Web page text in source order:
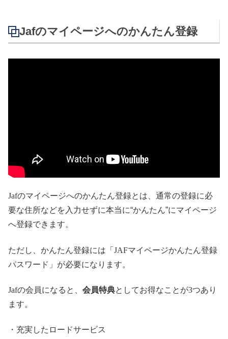
Jafのマイページへのかんたん登録
Jafのマイページへのかんたん登録とは、通常の登録に必
要な住所などを入力せずに本当に“かんたん”にマイページ
へ登録できます。
ただし、かんたん登録には「 JAFマイページかんたん登録
パスワード」が必要になります。
Jafの会員になると、 会員特典としてお得なことが3つあり
ます。
・充実したロードサービス